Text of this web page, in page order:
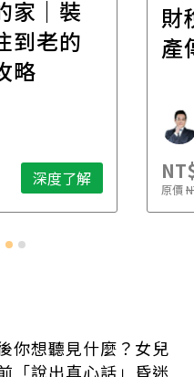
家｜裝
到老的
略
深度了解
財
產
原價
你想聽見什麼？女兒
「說出真心話」昏迷